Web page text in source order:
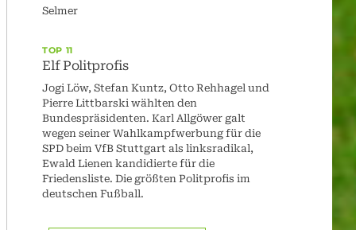
Selmer
TOP 11
Elf Politprofis
Jogi Löw, Stefan Kuntz, Otto Rehhagel und
Pierre Littbarski wählten den
Bundespräsidenten. Karl Allgöwer galt
wegen seiner Wahlkampfwerbung für die
SPD beim VfB Stuttgart als linksradikal,
Ewald Lienen kandidierte für die
Friedensliste. Die größten Politprofis im
deutschen Fußball.